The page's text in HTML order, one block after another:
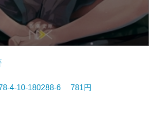
4-10-180288-6 781円